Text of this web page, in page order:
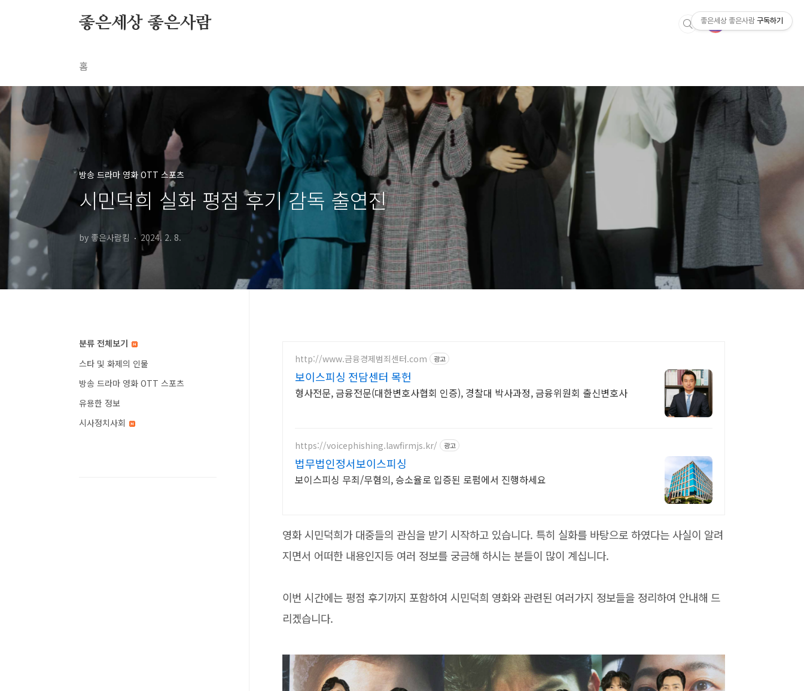
좋은세상 좋은사람
홈
방송 드라마 영화 OTT 스포츠
시민덕희 실화 평점 후기 감독 출연진
by 좋은사람킴 2024. 2. 8.
http://www.금융경제범죄센터.com 광고
보이스피싱 전담센터 목헌
형사전문, 금융전문(대한변호사협회 인증), 경찰대 박사과정, 금융위원회 출신변호사
https://voicephishing.lawfirmjs.kr/ 광고
법무법인정서보이스피싱
보이스피싱 무죄/무혐의, 승소율로 입증된 로펌에서 진행하세요
영화 시민덕희가 대중들의 관심을 받기 시작하고 있습니다. 특히 실화를 바탕으로 하였다는 사실이 알려
지면서 어떠한 내용인지등 여러 정보를 궁금해 하시는 분들이 많이 계십니다.
이번 시간에는 평점 후기까지 포함하여 시민덕희 영화와 관련된 여러가지 정보들을 정리하여 안내해 드
리겠습니다.
분류 전체보기
스타 및 화제의 인물
방송 드라마 영화 OTT 스포츠
유용한 정보
시사정치사회
좋은세상 좋은사람 구독하기